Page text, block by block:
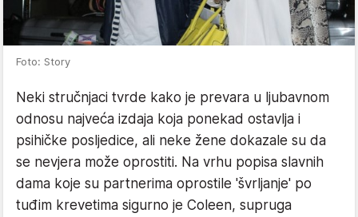
Foto: Story
Neki stručnjaci tvrde kako je prevara u ljubavnom
odnosu najveća izdaja koja ponekad ostavlja i
psihičke posljedice, ali neke žene dokazale su da
se nevjera može oprostiti. Na vrhu popisa slavnih
dama koje su partnerima oprostile 'švrljanje' po
tuđim krevetima sigurno je Coleen, supruga